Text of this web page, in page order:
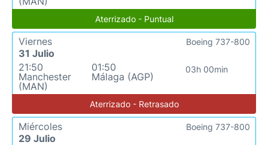
Aterrizado - Puntual
Viernes
31 Julio
21:50
Manchester
(MAN)
01:50
Málaga (AGP)
03h 00min
Boeing 737-800
Aterrizado - Retrasado
Miércoles
29 Julio
Boeing 737-800